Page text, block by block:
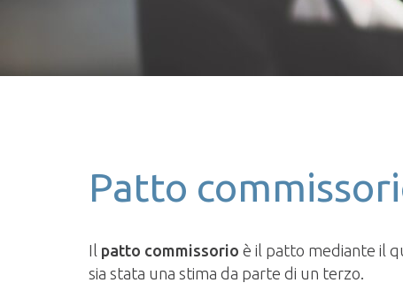
Patto
Il patto commissorio è il patto mediante il
sia stata una stima da parte di un terzo.